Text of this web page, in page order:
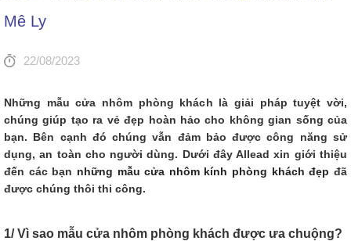
Mê Ly
22/08/2023
Những mẫu cửa nhôm phòng khách là giải pháp tuyệt vời,
chúng giúp tạo ra vẻ đẹp hoàn hảo cho không gian sống của
bạn. Bên cạnh đó chúng vẫn đảm bảo được công năng sử
dụng, an toàn cho người dùng. Dưới đây Allead xin giới thiệu
đến các bạn những mẫu cửa nhôm kính phòng khách đẹp đã
được chúng thôi thi công.
1/ Vì sao mẫu cửa nhôm phòng khách được ưa chuộng?